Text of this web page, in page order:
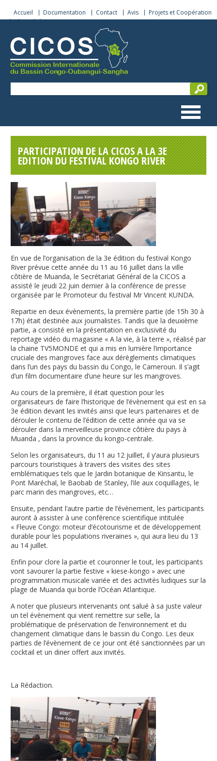
Accueil Documentation Contact Avis
Projets et Coopération
Sécurité de navigation
PARTICIPATION DE LA CICOS A LA 3E
EDITION DU FESTIVAL KONGO RIVER
En vue de l’organisation de la 3e édition du festival Kongo
River prévue cette année du 11 au 16 juillet dans la ville
côtière de Muanda, le Secrétariat Général de la CICOS a
assisté le jeudi 22 juin dernier à la conférence de presse
organisée par le Promoteur du festival Mr Vincent KUNDA.
Repartie en deux évènements, la première partie (de 15h 30 à
17h) était destinée aux journalistes. Tandis que la deuxième
partie, a consisté en la présentation en exclusivité du
reportage vidéo du magasine « A la vie, à la terre », réalisé par
la chaine TV5MONDE et qui a mis en lumière l’importance
cruciale des mangroves face aux dérèglements climatiques
dans l’un des pays du bassin du Congo, le Cameroun. Il s’agit
d’un film documentaire d’une heure sur les mangroves.
Au cours de la première, il était question pour les
organisateurs de faire l’historique de l’évènement qui est en sa
3e édition devant les invités ainsi que leurs partenaires et de
dérouler le contenu de l’édition de cette année qui va se
dérouler dans la merveilleuse province côtière du pays à
Muanda , dans la province du kongo-centrale.
Selon les organisateurs, du 11 au 12 juillet, il y’aura plusieurs
parcours touristiques à travers des visites des sites
emblématiques tels que le Jardin botanique de Kinsantu, le
Pont Maréchal, le Baobab de Stanley, l’ile aux coquillages, le
parc marin des mangroves, etc…
Ensuite, pendant l’autre partie de l’évènement, les participants
auront à assister à une conférence scientifique intitulée
« Fleuve Congo: moteur d’écotourisme et de développement
durable pour les populations riveraines », qui aura lieu du 13
au 14 juillet.
Enfin pour clore la partie et couronner le tout, les participants
vont savourer la partie festive « kiese-kongo » avec une
programmation musicale variée et des activités ludiques sur la
plage de Muanda qui borde l’Océan Atlantique.
A noter que plusieurs intervenants ont salué à sa juste valeur
un tel évènement qui vient remettre sur selle, la
problématique de préservation de l’environnement et du
changement climatique dans le bassin du Congo. Les deux
parties de l’évènement de ce jour ont été sanctionnées par un
cocktail et un diner offert aux invités.
La Rédaction.